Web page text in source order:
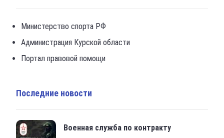
Министерство спорта РФ
Администрация Курской области
Портал правовой помощи
Последние новости
Военная служба по контракту